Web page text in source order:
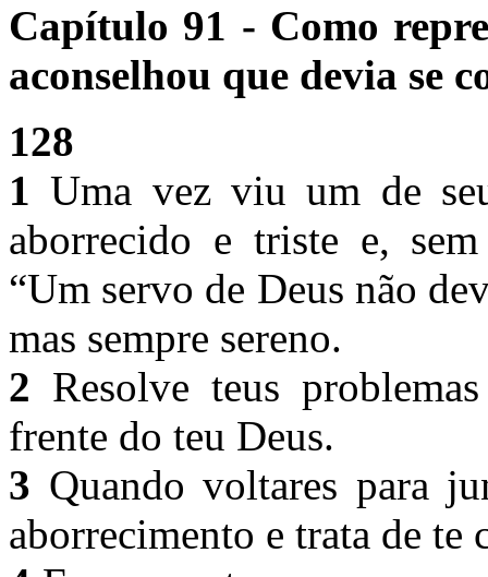
Capítulo 91 - Como
aconselhou que devia se
128
1 Uma vez viu um de
aborrecido e triste e,
“Um servo de Deus não
mas sempre sereno.
2 Resolve teus
frente do teu Deus.
3 Quando voltares para
aborrecimento e trata de